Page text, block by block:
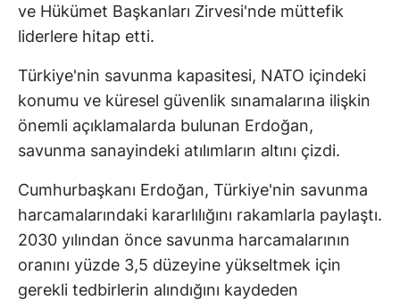
ve Hükümet Başkanları Zirvesi'nde müttefik
liderlere hitap etti.
Türkiye'nin savunma kapasitesi, NATO içindeki
konumu ve küresel güvenlik sınamalarına ilişkin
önemli açıklamalarda bulunan Erdoğan,
savunma sanayindeki atılımların altını çizdi.
Cumhurbaşkanı Erdoğan, Türkiye'nin savunma
harcamalarındaki kararlılığını rakamlarla paylaştı.
2030 yılından önce savunma harcamalarının
oranını yüzde 3,5 düzeyine yükseltmek için
gerekli tedbirlerin alındığını kaydeden